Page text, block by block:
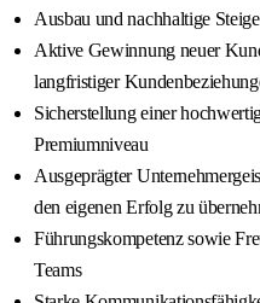
Ausbau und nachhaltige
Aktive Gewinnung neuer
langfristiger
Sicherstellung einer
Premiumniveau
Ausgeprägter
den eigenen Erfolg zu
Führungskompetenz sowie
Teams